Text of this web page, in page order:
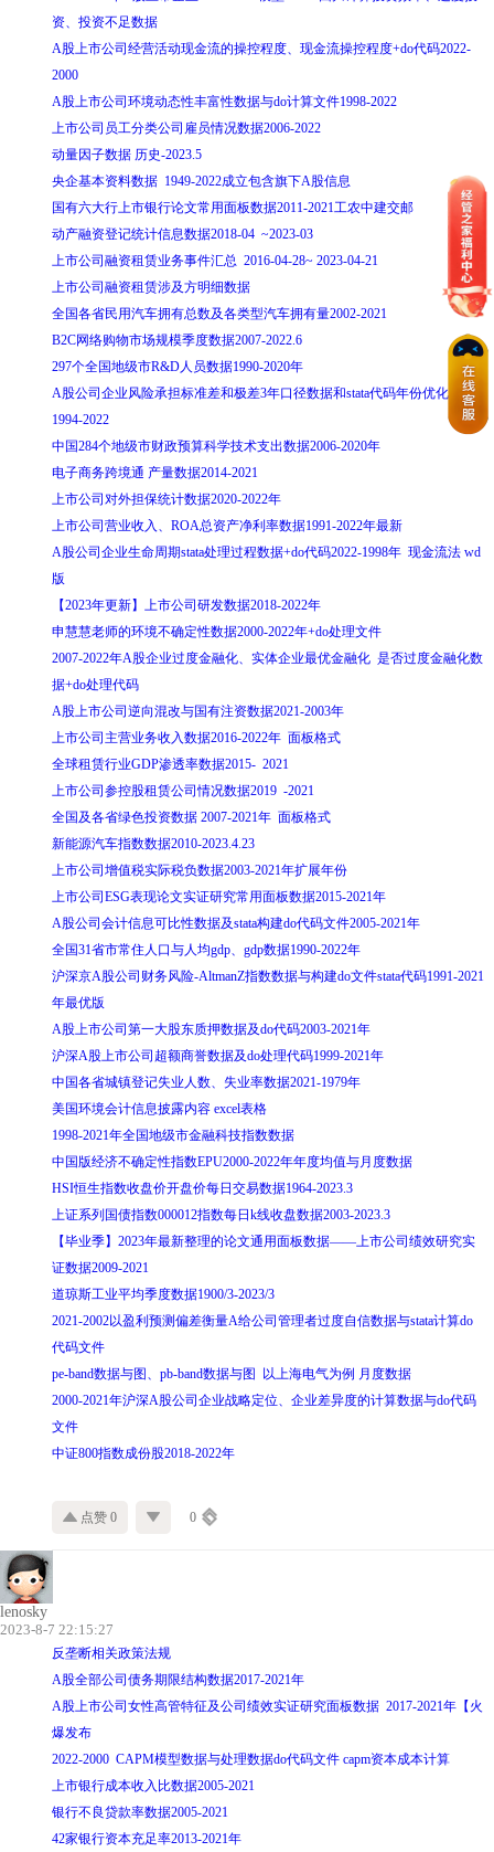
资、投资不足数据
A股上市公司经营活动现金流的操控程度、现金流操控程度+do代码2022-
2000
A股上市公司环境动态性丰富性数据与do计算文件1998-2022
上市公司员工分类公司雇员情况数据2006-2022
动量因子数据 历史-2023.5
央企基本资料数据 1949-2022成立包含旗下A股信息
国有六大行上市银行论文常用面板数据2011-2021工农中建交邮
动产融资登记统计信息数据2018-04 ~2023-03
上市公司融资租赁业务事件汇总 2016-04-28~ 2023-04-21
上市公司融资租赁涉及方明细数据
全国各省民用汽车拥有总数及各类型汽车拥有量2002-2021
B2C网络购物市场规模季度数据2007-2022.6
297个全国地级市R&D人员数据1990-2020年
A股公司企业风险承担标准差和极差3年口径数据和stata代码年份优化版
1994-2022
中国284个地级市财政预算科学技术支出数据2006-2020年
电子商务跨境通 产量数据2014-2021
上市公司对外担保统计数据2020-2022年
上市公司营业收入、ROA总资产净利率数据1991-2022年最新
A股公司企业生命周期stata处理过程数据+do代码2022-1998年 现金流法 wd
版
【2023年更新】上市公司研发数据2018-2022年
申慧慧老师的环境不确定性数据2000-2022年+do处理文件
2007-2022年A股企业过度金融化、实体企业最优金融化 是否过度金融化数
据+do处理代码
A股上市公司逆向混改与国有注资数据2021-2003年
上市公司主营业务收入数据2016-2022年 面板格式
全球租赁行业GDP渗透率数据2015- 2021
上市公司参控股租赁公司情况数据2019 -2021
全国及各省绿色投资数据 2007-2021年 面板格式
新能源汽车指数数据2010-2023.4.23
上市公司增值税实际税负数据2003-2021年扩展年份
上市公司ESG表现论文实证研究常用面板数据2015-2021年
A股公司会计信息可比性数据及stata构建do代码文件2005-2021年
全国31省市常住人口与人均gdp、gdp数据1990-2022年
沪深京A股公司财务风险-AltmanZ指数数据与构建do文件stata代码1991-2021
年最优版
A股上市公司第一大股东质押数据及do代码2003-2021年
沪深A股上市公司超额商誉数据及do处理代码1999-2021年
中国各省城镇登记失业人数、失业率数据2021-1979年
美国环境会计信息披露内容 excel表格
1998-2021年全国地级市金融科技指数数据
中国版经济不确定性指数EPU2000-2022年年度均值与月度数据
HSI恒生指数收盘价开盘价每日交易数据1964-2023.3
上证系列国债指数000012指数每日k线收盘数据2003-2023.3
【毕业季】2023年最新整理的论文通用面板数据——上市公司绩效研究实
证数据2009-2021
道琼斯工业平均季度数据1900/3-2023/3
2021-2002以盈利预测偏差衡量A给公司管理者过度自信数据与stata计算do
代码文件
pe-band数据与图、pb-band数据与图 以上海电气为例 月度数据
2000-2021年沪深A股公司企业战略定位、企业差异度的计算数据与do代码
文件
中证800指数成份股2018-2022年
点赞 0 0
lenosky
2023-8-7 22:15:27
反垄断相关政策法规
A股全部公司债务期限结构数据2017-2021年
A股上市公司女性高管特征及公司绩效实证研究面板数据 2017-2021年【火
爆发布
2022-2000 CAPM模型数据与处理数据do代码文件 capm资本成本计算
上市银行成本收入比数据2005-2021
银行不良贷款率数据2005-2021
42家银行资本充足率2013-2021年